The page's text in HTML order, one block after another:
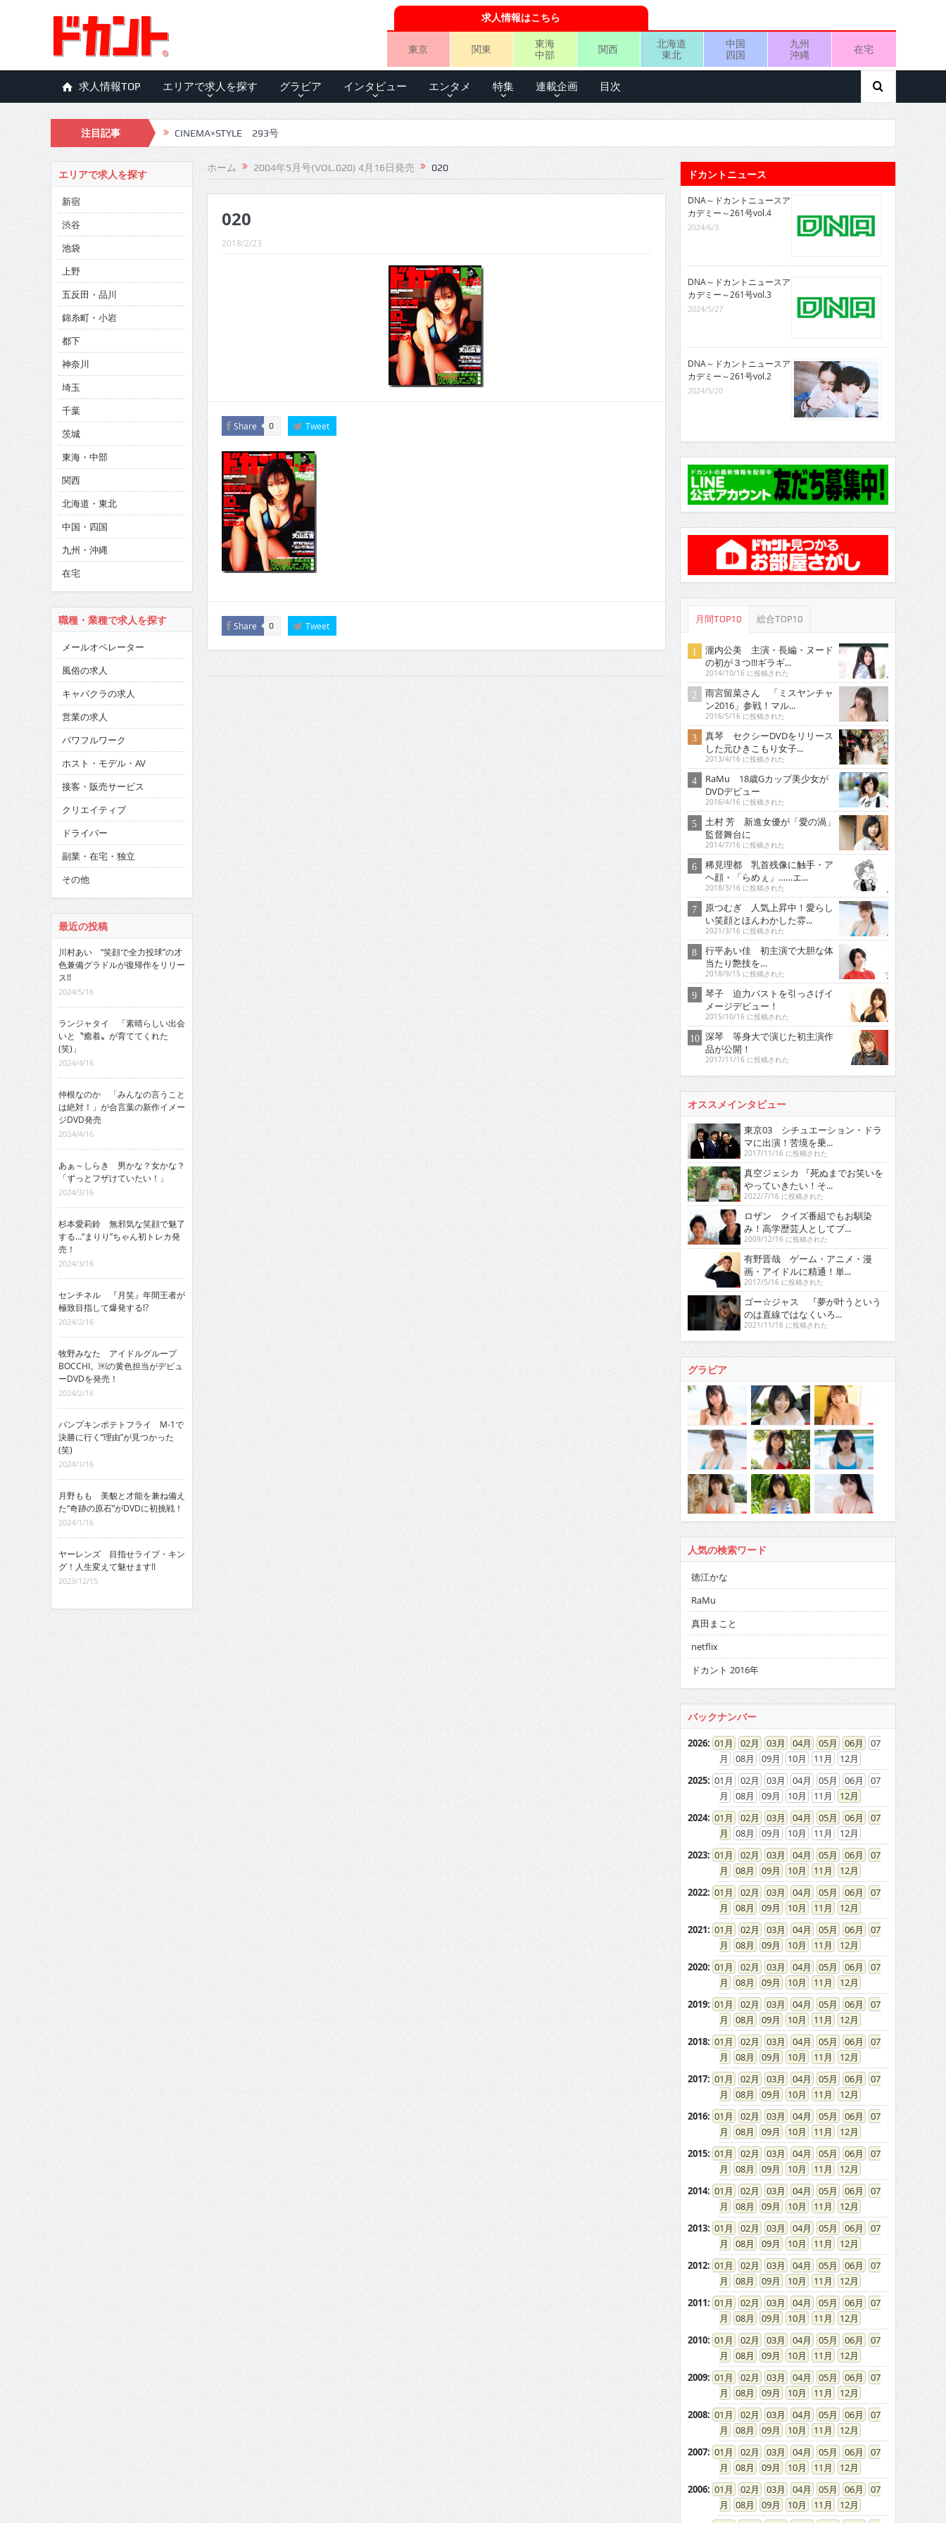
求人情報はこちら
東京 関東
東海
中部
関西
北海道
東北
中国
四国
九州
沖縄
在宅
求人情報TOP エリアで求人を探す グラビア インタビュー エンタメ 特集 連載企画 目次
注目記事 CINEMA×STYLE 293号
CINEMA×STYLE 292号
CINEMA×STYLE 291号
CINEMA×STYLE 290号
CINEMA×STYLE 289号
CINEMA×STYLE 288号
CINEMA×STYLE 286号
CINEMA×STYLE 285号
CINEMA×STYLE 294号
ホーム 2004年5月号(VOL.020) 4月16日発売 020
020
2018/2/23
Share 0 Tweet
Share 0 Tweet
エリアで求人を探す
新宿
渋谷
池袋
上野
五反田・品川
錦糸町・小岩
都下
神奈川
埼玉
千葉
茨城
東海・中部
関西
北海道・東北
中国・四国
九州・沖縄
在宅
職種・業種で求人を探す
メールオペレーター
風俗の求人
キャバクラの求人
営業の求人
パワフルワーク
ホスト・モデル・AV
接客・販売サービス
クリエイティブ
ドライバー
副業・在宅・独立
その他
最近の投稿
川村あい “笑顔で全力投球”の才
色兼備グラドルが復帰作をリリー
ス!!
2024/5/16
ランジャタイ 「素晴らしい出会
いと〝癒着〟が育ててくれた
(笑)」
2024/4/16
仲根なのか 「みんなの言うこと
は絶対！」が合言葉の新作イメー
ジDVD発売
2024/4/16
あぁ～しらき 男かな？女かな？
「ずっとフザけていたい！」
2024/3/16
杉本愛莉鈴 無邪気な笑顔で魅了
する…“まりり”ちゃん初トレカ発
売！
2024/3/16
センチネル 『月笑』年間王者が
極致目指して爆発する!?
2024/2/16
牧野みなた アイドルグループ
BOCCHI。￼の黄色担当がデビュ
ーDVDを発売！
2024/2/16
パンプキンポテトフライ M-1で
決勝に行く“理由”が見つかった
(笑)
2024/1/16
月野もも 美貌と才能を兼ね備え
た“奇跡の原石”がDVDに初挑戦！
2024/1/16
ヤーレンズ 目指せライブ・キン
グ！人生変えて魅せます!!
2023/12/15
ドカントニュース
DNA～ドカントニュースア
カデミー～261号vol.4
2024/6/3
DNA～ドカントニュースア
カデミー～261号vol.3
2024/5/27
DNA～ドカントニュースア
カデミー～261号vol.2
2024/5/20
月間TOP10 総合TOP10
瀧内公美 主演・長編・ヌード
の初が３つ!!!ギラギ...
2014/10/16 に投稿された
雨宮留菜さん 「ミスヤンチャ
ン2016」参戦！マル...
2016/5/16 に投稿された
真琴 セクシーDVDをリリース
した元ひきこもり女子...
2013/4/16 に投稿された
RaMu 18歳Gカップ美少女が
DVDデビュー
2016/4/16 に投稿された
土村 芳 新進女優が「愛の渦」
監督舞台に
2014/7/16 に投稿された
稀見理都 乳首残像に触手・ア
ヘ顔・「らめぇ」……エ...
2018/3/16 に投稿された
原つむぎ 人気上昇中！愛らし
い笑顔とほんわかした雰...
2021/3/16 に投稿された
行平あい佳 初主演で大胆な体
当たり艶技を…
2018/9/15 に投稿された
琴子 迫力バストを引っさげイ
メージデビュー！
2015/10/16 に投稿された
深琴 等身大で演じた初主演作
品が公開！
2017/11/16 に投稿された
オススメインタビュー
東京03 シチュエーション・ドラ
マに出演！苦境を乗...
2017/11/16 に投稿された
真空ジェシカ 『死ぬまでお笑いを
やっていきたい！そ...
2022/7/16 に投稿された
ロザン クイズ番組でもお馴染
み！高学歴芸人としてブ...
2009/12/16 に投稿された
有野晋哉 ゲーム・アニメ・漫
画・アイドルに精通！単...
2017/5/16 に投稿された
ゴー☆ジャス 『夢が叶うという
のは直線ではなくいろ...
2021/11/16 に投稿された
グラビア
人気の検索ワード
徳江かな
RaMu
真田まこと
netflix
ドカント 2016年
バックナンバー
2026: 01 02 03 04 05 06
07
08
09 10 11
12
2025: 01 02 03 04 05 06
07
08
09 10 11
12
2024: 01 02 03 04 05 06
07
08
09 10 11
12
2023: 01 02 03 04 05 06
07
08
09 10 11
12
2022: 01 02 03 04 05 06
07
08
09 10 11
12
2021: 01 02 03 04 05 06
07
08
09 10 11
12
2020: 01 02 03 04 05 06
07
08
09 10 11
12
2019: 01 02 03 04 05 06
07
08
09 10 11
12
2018: 01 02 03 04 05 06
07
08
09 10 11
12
2017: 01 02 03 04 05 06
07
08
09 10 11
12
2016: 01 02 03 04 05 06
07
08
09 10 11
12
2015: 01 02 03 04 05 06
07
08
09 10 11
12
2014: 01 02 03 04 05 06
07
08
09 10 11
12
2013: 01 02 03 04 05 06
07
08
09 10 11
12
2012: 01 02 03 04 05 06
07
08
09 10 11
12
2011: 01 02 03 04 05 06
07
08
09 10 11
12
2010: 01 02 03 04 05 06
07
08
09 10 11
12
2009: 01 02 03 04 05 06
07
08
09 10 11
12
2008: 01 02 03 04 05 06
07
08
09 10 11
12
2007: 01 02 03 04 05 06
07
08
09 10 11
12
2006: 01 02 03 04 05 06
07
08
09 10 11
12